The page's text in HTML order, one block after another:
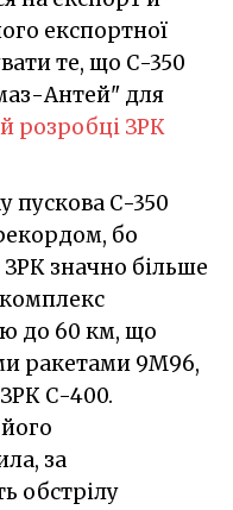
експортної
те, що С-350
Антей" для
розробці ЗРК
пускова С-350
бо
значно більше
до 60 км, що
ракетами 9М96,
С-400.
за
обстрілу